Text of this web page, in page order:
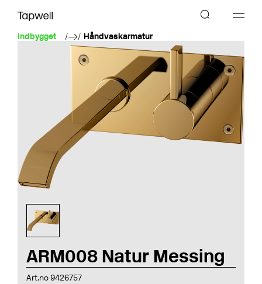
Indbygget Håndvaskarmatur
ARM008 Natur Messing
Art.no 9426757